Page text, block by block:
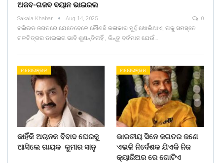
ଅଜବ-ଗଜବ ବୟାନ ଭାଇରଲ
Sakala Khabar Aug 14, 2025 0
ବଲିଉଡ ଜଗତରେ ଯେତେବେଳେ କୌଣସି କଳାକାର ମୁହଁ ଖୋଲିଥାଏ, ତାକୁ ସମସ୍ତେ
ଚଳଚିତ୍ରର ଡାଇଲଗ ଭାବି ଶୁଣନ୍ତିନାହିଁ , କିନ୍ତୁ ବର୍ତମାନ ଯେଉଁ…
ମନୋରଞ୍ଜନ
କାହିଁକି ଅଚାନକ ବିବାଦ ଘେରକୁ
ଆସିଲେ ଗାୟକ କୁମାର ସାନୁ
ମନୋରଞ୍ଜନ
ଭାରତୀୟ ସିନେ ଜଗତର ଜଣେ
ଏଭଳି ନିର୍ଦେଶକ ଯିଏକି ନିଜ
କ୍ୟାରିଅର ରେ ଗୋଟିଏ